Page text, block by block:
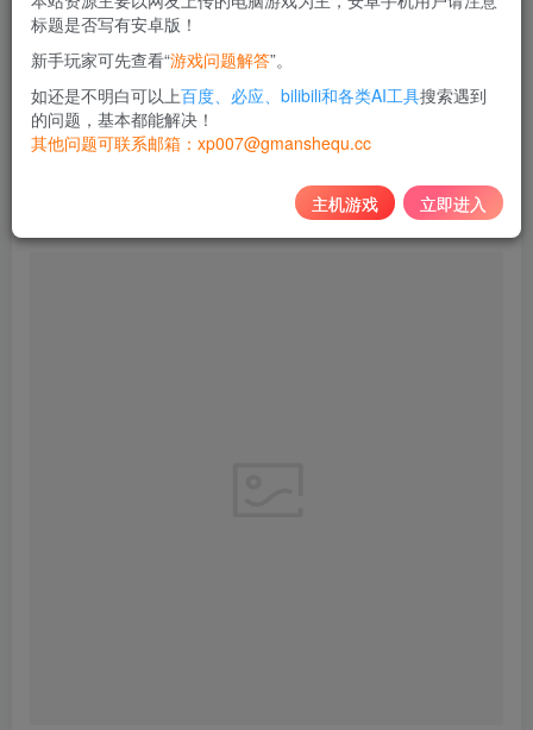
标题是否写有安卓版！
新手玩家可先查看“游戏问题解答”。
如还是不明白可以上百度、必应、bilibili和各类AI工具搜索遇到
的问题，基本都能解决！
其他问题可联系邮箱：xp007@gmanshequ.cc
主机游戏 立即进入